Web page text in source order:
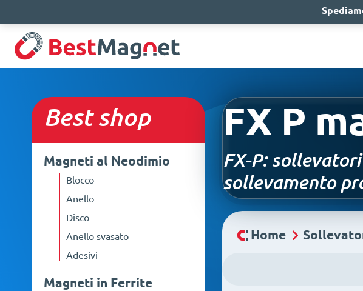
Bestshop
Magneti al Neodimio
Blocco
Anello
Disco
Anello svasato
Adesivi
Magneti in Ferrite
FX P
FX-P:
sollevamento
Home